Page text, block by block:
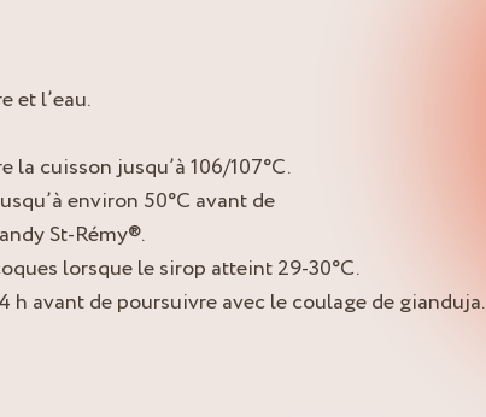
et l’eau.
la cuisson jusqu’à 106/107°C.
environ 50°C avant de
St-Rémy®.
lorsque le sirop atteint 29-30°C.
h avant de poursuivre avec le coulage de gianduja.